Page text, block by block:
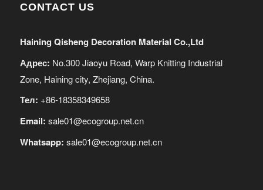
CONTACT US
Haining Qisheng Decoration Material Co.,Ltd
Адрес: No.300 Jiaoyu Road, Warp Knitting Industrial
Zone, Haining city, Zhejiang, China.
Тел: +86-18358349658
Email: sale01@ecogroup.net.cn
Whatsapp: sale01@ecogroup.net.cn